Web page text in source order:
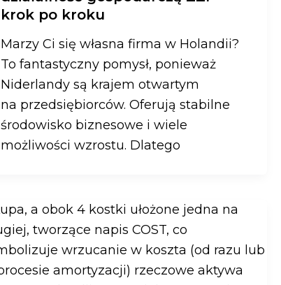
krok po kroku
Marzy Ci się własna firma w Holandii?
To fantastyczny pomysł, ponieważ
Niderlandy są krajem otwartym
na przedsiębiorców. Oferują stabilne
środowisko biznesowe i wiele
możliwości wzrostu. Dlatego